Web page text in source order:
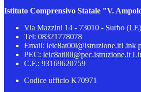
Istituto Comprensivo Statale "V.
Via Mazzini 14 - 73010 - Surbo (LE)
Tel: 08321778078
Email: leic8at00l@istruzione.itLink
PEC: leic8at00l@pec.istruzione.it
C.F.: 93169620759
Codice ufficio K70971